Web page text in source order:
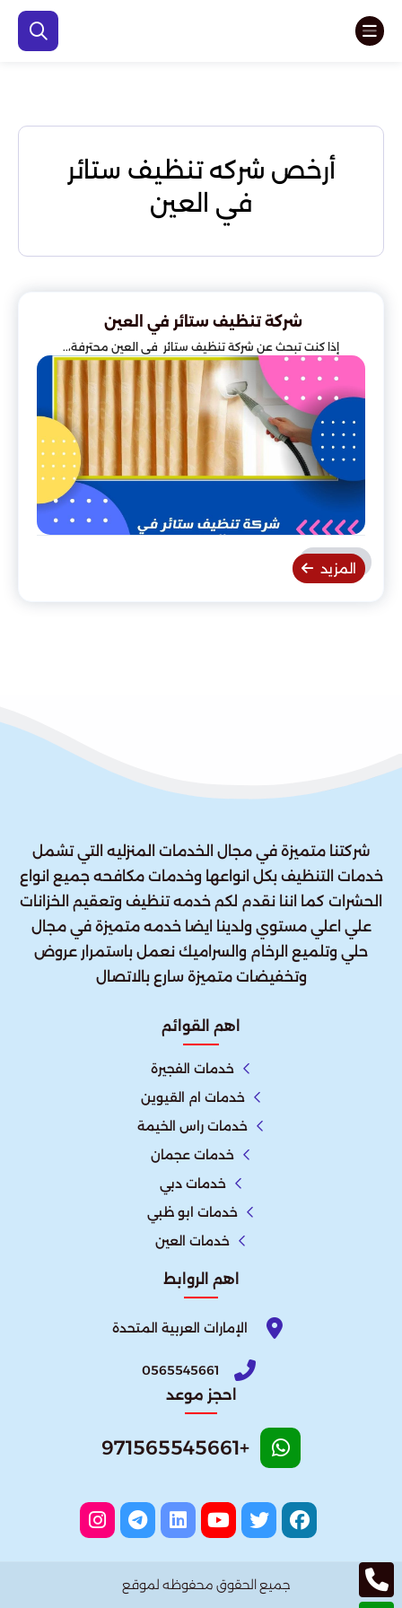
أرخص شركه تنظيف ستائر
في العين
شركة تنظيف ستائر في العين
إذا كنت تبحث عن شركة تنظيف ستائر في العين محترفة،..
المزيد
شركتنا متميزة في مجال الخدمات المنزليه التي تشمل
خدمات التنظيف بكل انواعها وخدمات مكافحه جميع انواع
الحشرات كما اننا نقدم لكم خدمه تنظيف وتعقيم الخزانات
علي اعلي مستوي ولدينا ايضا خدمه متميزة في مجال
حلي وتلميع الرخام والسراميك نعمل باستمرار عروض
وتخفيضات متميزة سارع بالاتصال
اهم القوائم
خدمات الفجيرة
خدمات ام القيوين
خدمات راس الخيمة
خدمات عجمان
خدمات دبي
خدمات ابو ظبي
خدمات العين
اهم الروابط
الإمارات العربية المتحدة​
0565545661
احجز موعد
+971565545661
جميع الحقوق محفوظه لموقع